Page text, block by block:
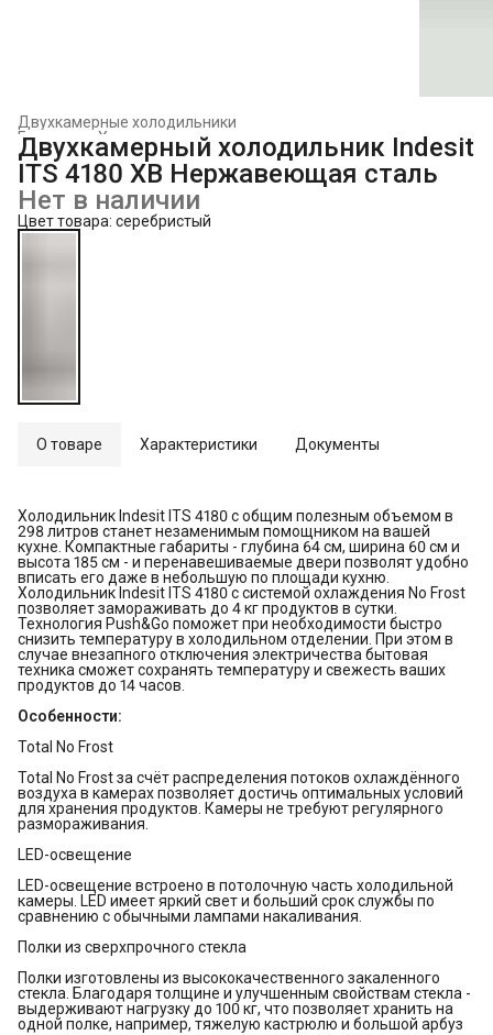
Двухкамерные холодильники
Холодильники и морозильники
Главная
Двухкамерный холодильник Indesit
ITS 4180 XB Нержавеющая сталь
Нет в наличии
Цвет товара: серебристый
О товаре Характеристики Документы
Холодильник Indesit ITS 4180 с общим полезным объемом в
298 литров станет незаменимым помощником на вашей
кухне. Компактные габариты - глубина 64 см, ширина 60 см и
высота 185 см - и перенавешиваемые двери позволят удобно
вписать его даже в небольшую по площади кухню.
Холодильник Indesit ITS 4180 с системой охлаждения No Frost
позволяет замораживать до 4 кг продуктов в сутки.
Технология Push&Go поможет при необходимости быстро
снизить температуру в холодильном отделении. При этом в
случае внезапного отключения электричества бытовая
техника сможет сохранять температуру и свежесть ваших
продуктов до 14 часов.
Особенности:
Total No Frost
Total No Frost за счёт распределения потоков охлаждённого
воздуха в камерах позволяет достичь оптимальных условий
для хранения продуктов. Камеры не требуют регулярного
размораживания.
LED-освещение
LED-освещение встроено в потолочную часть холодильной
камеры. LED имеет яркий свет и больший срок службы по
сравнению с обычными лампами накаливания.
Полки из сверхпрочного стекла
Полки изготовлены из высококачественного закаленного
стекла. Благодаря толщине и улучшенным свойствам стекла -
выдерживают нагрузку до 100 кг, что позволяет хранить на
одной полке, например, тяжелую кастрюлю и большой арбуз